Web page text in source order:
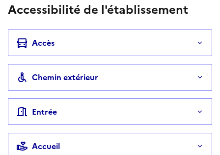
Accessibilité de l'établissement
Accès
Chemin extérieur
Entrée
Accueil